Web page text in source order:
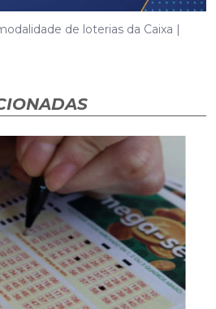
de loterias da Caixa |